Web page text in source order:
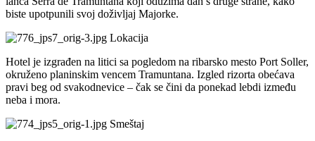
biste upotpunili svoj doživljaj Majorke.
Lokacija
Hotel je izgrađen na litici sa pogledom na ribarsko mesto Port Soller,
okruženo planinskim vencem Tramuntana. Izgled rizorta obećava
pravi beg od svakodnevice – čak se čini da ponekad lebdi između
neba i mora.
Smeštaj